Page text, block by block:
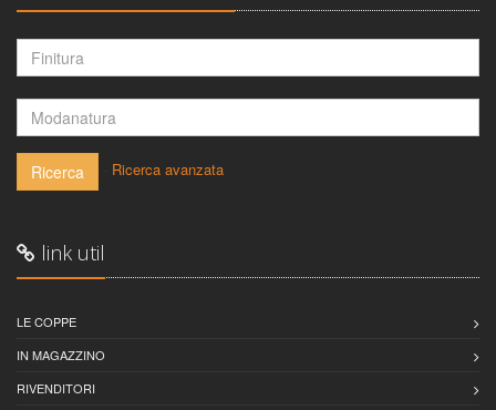
Ricerca Ricerca avanzata
link util
LE COPPE
IN MAGAZZINO
RIVENDITORI